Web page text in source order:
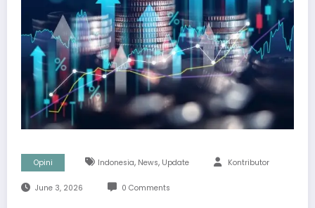
Opini Indonesia, News, Update Kontributor
June 3, 2026 0 Comments